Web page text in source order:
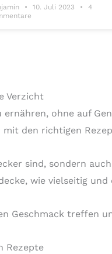
10. Juli 2023
4
Verzicht
ohne auf
den richtigen
sind, sondern
wie vielseitig und
Geschmack treffen
Rezepte